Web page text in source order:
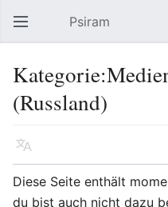
Hauptmenü öffnen Psiram
(Russland)
Sprache
Diese Seite enthält
du bist auch nicht dazu